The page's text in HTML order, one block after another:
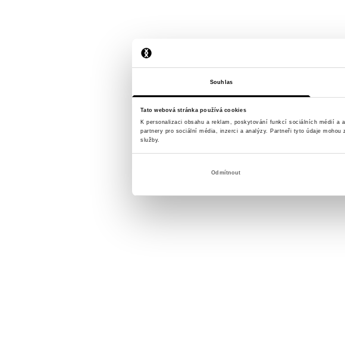
Souhlas
Tato webová stránka používá cookies
K personalizaci obsahu a reklam, poskytování funkcí sociálních médií
partnery pro sociální média, inzerci a analýzy. Partneři tyto údaje
služby.
Odmítnout